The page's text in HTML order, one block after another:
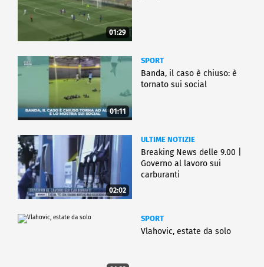
01:29
01:11
SPORT
Banda, il caso è chiuso: è
tornato sui social
02:02
ULTIME NOTIZIE
Breaking News delle 9.00 |
Governo al lavoro sui
carburanti
SPORT
Vlahovic, estate da solo